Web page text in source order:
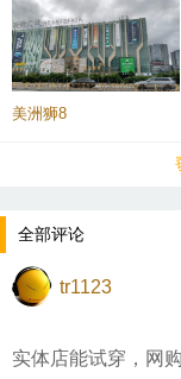
美洲狮8
全部评论
tr1123
实体店能试穿，网